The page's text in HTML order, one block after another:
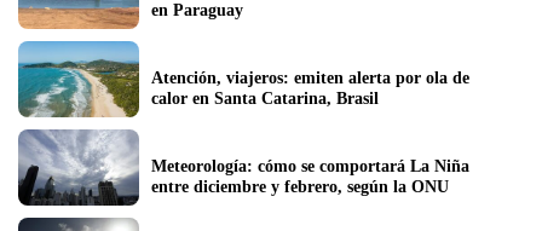
Atención, viajeros: emiten alerta por ola de
calor en Santa Catarina, Brasil
Meteorología: cómo se comportará La Niña
entre diciembre y febrero, según la ONU